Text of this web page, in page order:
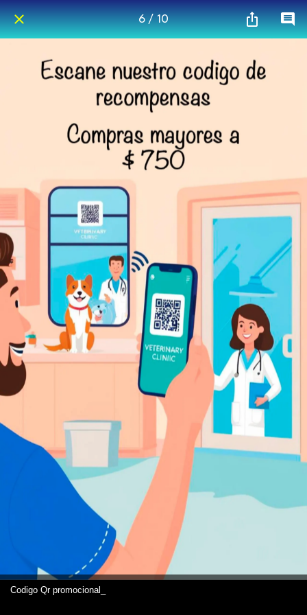
6 / 10
Codigo Qr promocional_